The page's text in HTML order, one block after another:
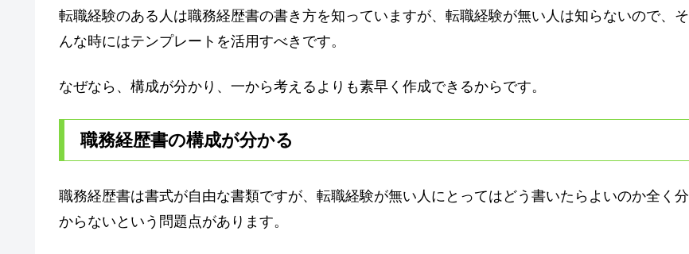
転職経験のある人は職務経歴書の書き方を知っていますが、転職経験が無い人は知らないので、そ
んな時にはテンプレートを活用すべきです。
なぜなら、構成が分かり、一から考えるよりも素早く作成できるからです。
職務経歴書の構成が分かる
職務経歴書は書式が自由な書類ですが、転職経験が無い人にとってはどう書いたらよいのか全く分
からないという問題点があります。